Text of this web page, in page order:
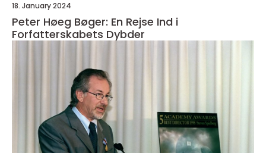
18. January 2024
Peter Høeg Bøger: En Rejse Ind i
Forfatterskabets Dybder